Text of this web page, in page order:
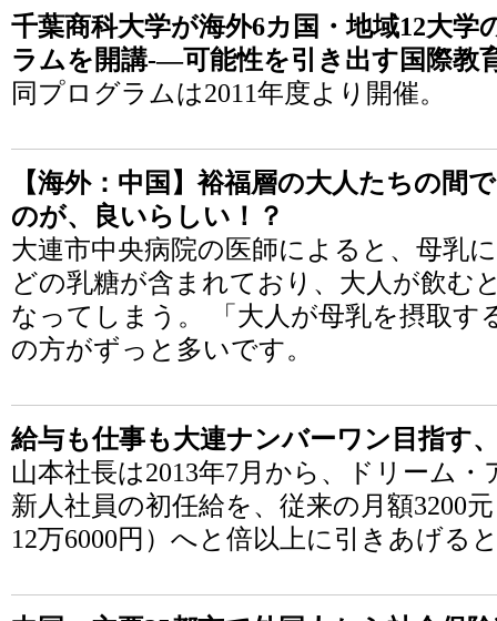
千葉商科大学が海外6カ国・地域12大
ラムを開講-―可能性を引き出す国際教
同プログラムは2011年度より開催。
【海外：中国】裕福層の大人たちの間
のが、良いらしい！？
大連市中央病院の医師によると、母乳
どの乳糖が含まれており、大人が飲む
なってしまう。 「大人が母乳を摂取す
の方がずっと多いです。
給与も仕事も大連ナンバーワン目指す
山本社長は2013年7月から、ドリーム
新人社員の初任給を、従来の月額3200
12万6000円）へと倍以上に引きあげる